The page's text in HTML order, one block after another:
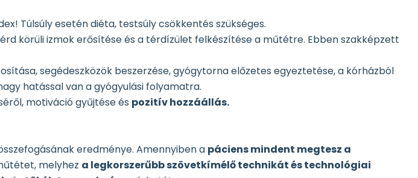
Túlsúly esetén diéta, testsúly csökkentés szükséges.
körüli izmok erősítése és a térdízület felkészítése a műtétre. Ebben szakképzett
segédeszközök beszerzése, gyógytorna előzetes egyeztetése, a kórházból
hatással van a gyógyulási folyamatra.
motiváció gyűjtése és pozitív hozzáállás.
eredménye. Amennyiben a páciens mindent megtesz a
melyhez a legkorszerűbb szövetkímélő technikát és technológiai